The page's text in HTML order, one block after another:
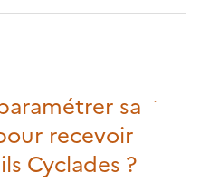
sa
recevoir
Cyclades ?